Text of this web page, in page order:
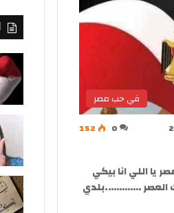
في حب مصر
0
152
يا اللي انا بيكي
العصر ………….بلدي